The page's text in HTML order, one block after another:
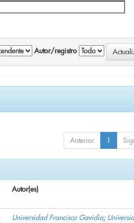
Autor/registro
Anterior 1
Autor(es)
Universidad Francisco Gavidia;